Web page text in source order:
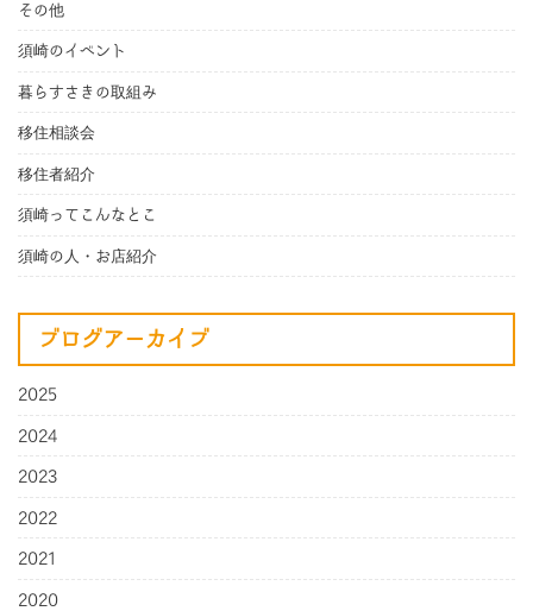
その他
須崎のイベント
暮らすさきの取組み
移住相談会
移住者紹介
須崎ってこんなとこ
須崎の人・お店紹介
ブログアーカイブ
2025
2024
2023
2022
2021
2020